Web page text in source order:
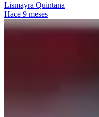
Lismayra Quintana
Hace 9 meses